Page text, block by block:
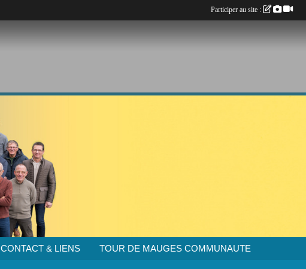
CONTACT & LIENS TOUR DE MAUGES COMMUNAUTE
Participer au site :